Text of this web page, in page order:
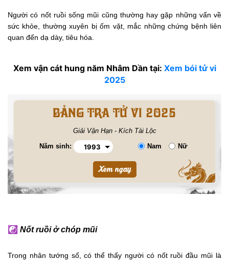
Người có nốt ruồi sống mũi cũng thường hay gặp những vấn về
sức khỏe, thường xuyên bị ốm vặt, mắc những chứng bệnh liên
quan đến dạ dày, tiêu hóa.
Xem vận cát hung năm Nhâm Dần tại: Xem bói tử vi
2025
BẢNG TRA TỬ VI 2025
Giải Vận Hạn - Kích Tài Lộc
Năm sinh: Nam Nữ
☯ Nốt ruồi ở chóp mũi
Trong nhân tướng số, có thể thấy người có nốt ruồi đầu mũi là